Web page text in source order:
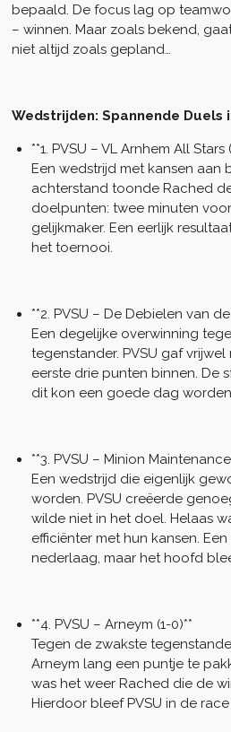
bepaald. De focus lag op
– winnen. Maar zoals bekend,
niet altijd zoals gepland…
Wedstrijden: Spannende Duels
**1. PVSU – VL Arnhem All Stars
Een wedstrijd met kansen aan
achterstand toonde Rached
doelpunten: twee minuten
gelijkmaker. Een eerlijk
het toernooi.
**2. PVSU – De Debielen van
Een degelijke overwinning
tegenstander. PVSU gaf
eerste drie punten binnen. De
dit kon een goede dag
**3. PVSU – Minion
Een wedstrijd die eigenlijk
worden. PVSU creëerde
wilde niet in het doel. Helaas
efficiënter met hun kansen.
nederlaag, maar het hoofd
**4. PVSU – Arneym (1-0)**
Tegen de zwakste
Arneym lang een puntje te
was het weer Rached die de
Hierdoor bleef PVSU in de